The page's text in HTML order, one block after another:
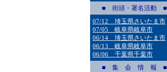
■ 街頭・署名活動 ■
07/12 埼玉県さいたま市
07/05 岐阜県岐阜市
06/14 埼玉県さいたま市
06/13 岐阜県岐阜市
06/06 千葉県千葉市
■ 集 会 情 報 ■